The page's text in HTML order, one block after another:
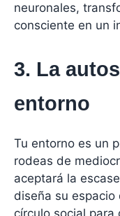
neuronales,
consciente en un
3. La
entorno
Tu entorno es un
rodeas de
aceptará la
diseña su
círculo social